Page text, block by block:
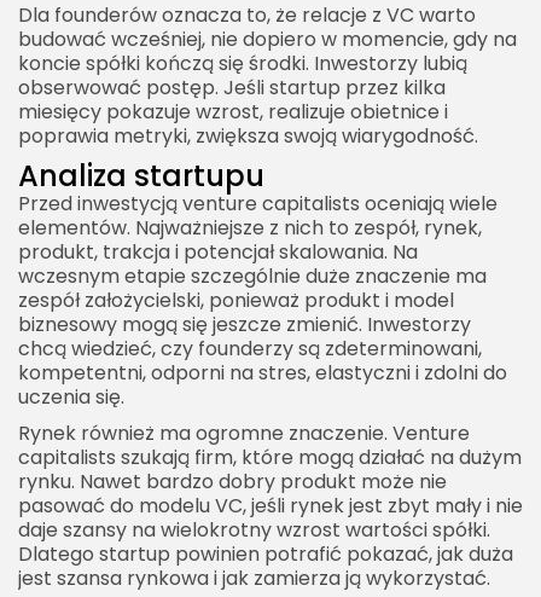
Dla founderów oznacza to, że relacje z VC warto
budować wcześniej, nie dopiero w momencie, gdy na
koncie spółki kończą się środki. Inwestorzy lubią
obserwować postęp. Jeśli startup przez kilka
miesięcy pokazuje wzrost, realizuje obietnice i
poprawia metryki, zwiększa swoją wiarygodność.
Analiza startupu
Przed inwestycją venture capitalists oceniają wiele
elementów. Najważniejsze z nich to zespół, rynek,
produkt, trakcja i potencjał skalowania. Na
wczesnym etapie szczególnie duże znaczenie ma
zespół założycielski, ponieważ produkt i model
biznesowy mogą się jeszcze zmienić. Inwestorzy
chcą wiedzieć, czy founderzy są zdeterminowani,
kompetentni, odporni na stres, elastyczni i zdolni do
uczenia się.
Rynek również ma ogromne znaczenie. Venture
capitalists szukają firm, które mogą działać na dużym
rynku. Nawet bardzo dobry produkt może nie
pasować do modelu VC, jeśli rynek jest zbyt mały i nie
daje szansy na wielokrotny wzrost wartości spółki.
Dlatego startup powinien potrafić pokazać, jak duża
jest szansa rynkowa i jak zamierza ją wykorzystać.